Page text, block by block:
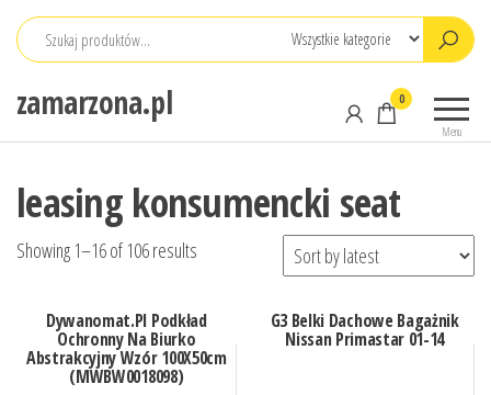
Przejdź
zamarzona.pl
Menu
0
leasing konsumencki seat
Showing 1–16 of 106 results
Dywanomat.Pl Podkład
Ochronny Na Biurko
Abstrakcyjny Wzór 100X50cm
(MWBW0018098)
G3 Belki Dachowe Bagażnik
Nissan Primastar 01-14